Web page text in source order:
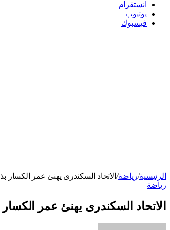
انستقرام
يوتيوب
فيسبوك
الرئيسية/رياضة/ الاتحاد السكندرى يهنئ عمر الكسار بذهبية
رياضة
الاتحاد السكندرى يهنئ عمر الكسار بذهبية